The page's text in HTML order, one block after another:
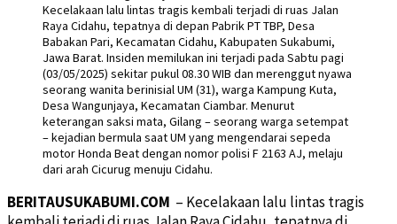
Kecelakaan lalu lintas tragis kembali terjadi di ruas Jalan
Raya Cidahu, tepatnya di depan Pabrik PT TBP, Desa
Babakan Pari, Kecamatan Cidahu, Kabupaten Sukabumi,
Jawa Barat. Insiden memilukan ini terjadi pada Sabtu pagi
(03/05/2025) sekitar pukul 08.30 WIB dan merenggut nyawa
seorang wanita berinisial UM (31), warga Kampung Kuta,
Desa Wangunjaya, Kecamatan Ciambar. Menurut
keterangan saksi mata, Gilang – seorang warga setempat
– kejadian bermula saat UM yang mengendarai sepeda
motor Honda Beat dengan nomor polisi F 2163 AJ, melaju
dari arah Cicurug menuju Cidahu.
BERITAUSUKABUMI.COM – Kecelakaan lalu lintas tragis